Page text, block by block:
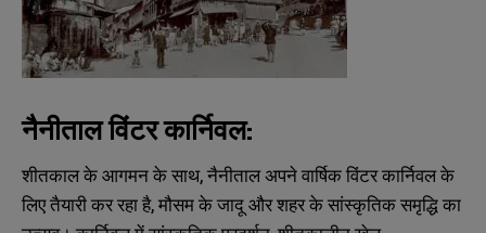
नैनीताल विंटर कार्निवल:
शीतकाल के आगमन के साथ, नैनीताल अपने वार्षिक विंटर कार्निवल के
लिए तैयारी कर रहा है, मौसम के जादू और शहर के सांस्कृतिक समृद्धि का